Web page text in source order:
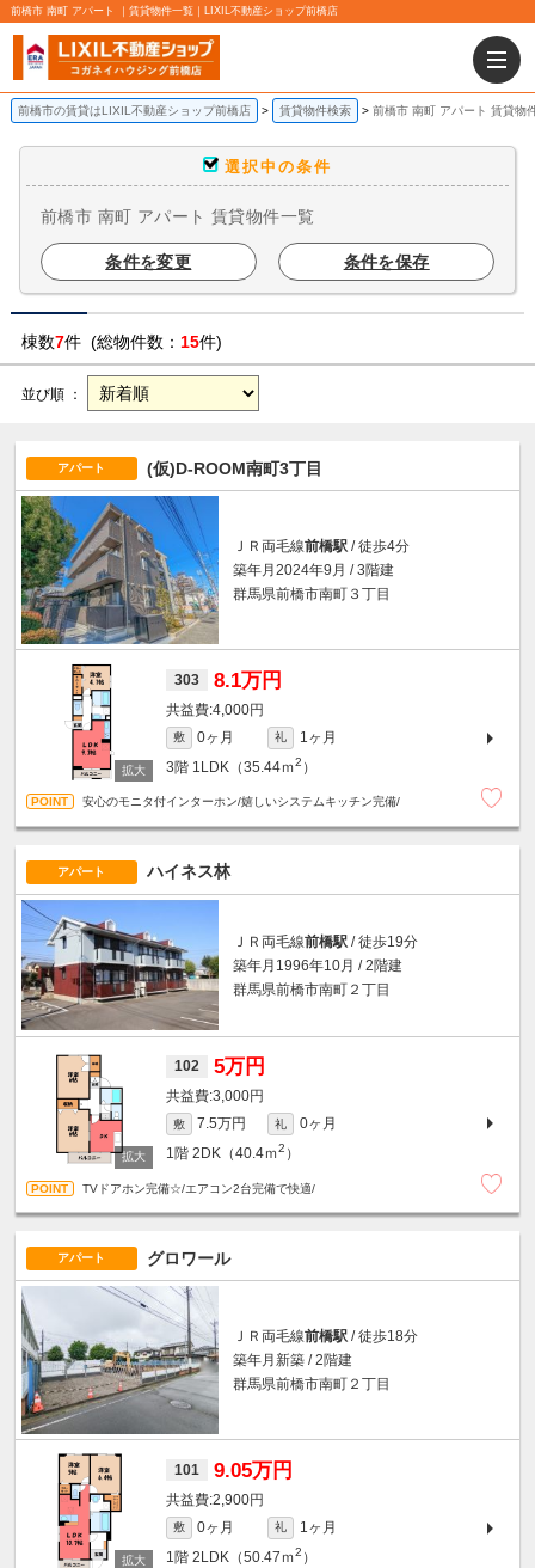
前橋市 南町 アパート ｜賃貸物件一覧｜LIXIL不動産ショップ前橋店
前橋市の賃貸はLIXIL不動産ショップ前橋店 賃貸物件検索 前橋市 南町 アパート 賃貸物
選択中の条件
前橋市 南町 アパート 賃貸物件一覧
条件を変更 条件を保存
棟数7件 (総物件数： 15件)
並び順 ：
アパート (仮)D-ROOM南町3丁目
ＪＲ両毛線前橋駅 / 徒歩4分
築年月2024年9月 / 3階建
群馬県前橋市南町３丁目
303 8.1万円
4,000円
敷 0ヶ月 礼
1ヶ月
3階 1LDK（35.44ｍ2 ）
安心のモニタ付インターホン/嬉しいシステムキッチン完備/
アパート ハイネス林
ＪＲ両毛線前橋駅 / 徒歩19分
築年月1996年10月 / 2階建
群馬県前橋市南町２丁目
102 5万円
3,000円
敷 7.5万円 礼
0ヶ月
1階 2DK（40.4ｍ2 ）
TVドアホン完備☆/エアコン2台完備で快適/
アパート グロワール
ＪＲ両毛線前橋駅 / 徒歩18分
築年月新築 / 2階建
群馬県前橋市南町２丁目
101 9.05万円
2,900円
敷 0ヶ月 礼
1ヶ月
1階 2LDK（50.47ｍ2 ）